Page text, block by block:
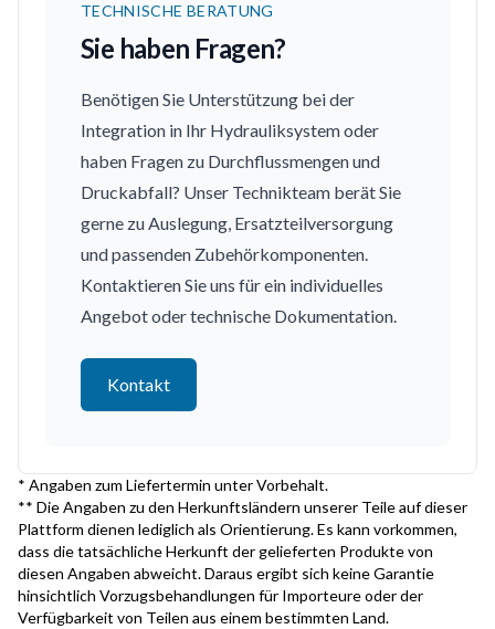
TECHNISCHE BERATUNG
Sie haben Fragen?
Benötigen Sie Unterstützung bei der
Integration in Ihr Hydrauliksystem oder
haben Fragen zu Durchflussmengen und
Druckabfall? Unser Technikteam berät Sie
gerne zu Auslegung, Ersatzteilversorgung
und passenden Zubehörkomponenten.
Kontaktieren Sie uns für ein individuelles
Angebot oder technische Dokumentation.
Kontakt
* Angaben zum Liefertermin unter Vorbehalt.
** Die Angaben zu den Herkunftsländern unserer Teile auf dieser
Plattform dienen lediglich als Orientierung. Es kann vorkommen,
dass die tatsächliche Herkunft der gelieferten Produkte von
diesen Angaben abweicht. Daraus ergibt sich keine Garantie
hinsichtlich Vorzugsbehandlungen für Importeure oder der
Verfügbarkeit von Teilen aus einem bestimmten Land.